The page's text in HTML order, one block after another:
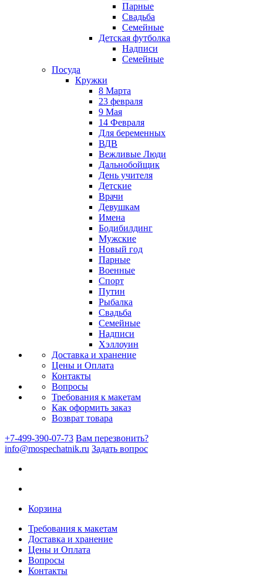
Парные
Свадьба
Семейные
Детская футболка
Надписи
Семейные
Посуда
Кружки
8 Марта
23 февраля
9 Мая
14 Февраля
Для беременных
ВДВ
Вежливые Люди
Дальнобойщик
День учителя
Детские
Врачи
Девушкам
Имена
Бодибилдинг
Мужские
Новый год
Парные
Военные
Спорт
Путин
Рыбалка
Свадьба
Семейные
Надписи
Хэллоуин
Доставка и хранение
Цены и Оплата
Контакты
Вопросы
Требования к макетам
Как оформить заказ
Возврат товара
+7-499-390-07-73 Вам перезвонить?
info@mospechatnik.ru Задать вопрос
Корзина
Требования к макетам
Доставка и хранение
Цены и Оплата
Вопросы
Контакты